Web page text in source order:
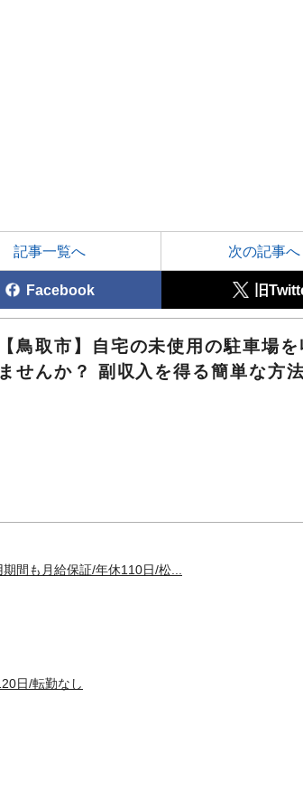
記事一覧へ 次の記事へ
Facebook 旧
【鳥取市】自宅の未使用の駐車場
ませんか？ 副収入を得る簡単な方
間も月給保証/年休110日/松...
日/転勤なし